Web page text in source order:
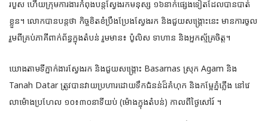
របួស ហើយក្រុមការងារកំពុងបន្តស្វែងរកមនុស្ស ១៦នាក់​ផ្សេង​ទៀតដែលបានបាត់
ខ្លួន។ លោក​បានបន្ត​ថា ​កិច្ច​ខិតខំ​ប្រឹងប្រែង​ស្វែង​រក និង​ជួយ​សង្គ្រោះនេះ មាន​ការចូល
រួមពីគ្រប់ភាគី​ពាក់​ព័ន្ធក្នុង​តំបន់ រួមមាន៖ ប៉ូលិស ទាហាន និង​អ្នក​ស្ម័គ្រ​ចិត្ត។
យោង​តាមទីភ្នាក់ងារស្វែងរក និងជួយសង្គ្រោះ Basarnas ស្រុក Agam និង
Tanah Datar ត្រូវ​បាន​វាយប្រហារដោយទឹកជំនន់​ដ៏គំហុក និងកម្អែភ្នំភ្លើង នៅ​វេ​
លាម៉ោងប្រហែល ១០៖៣០នាទីយប់ (ម៉ោងក្នុងតំបន់) កាលពីថ្ងៃសៅរ៍ ។